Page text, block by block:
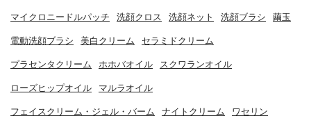
マイクロニードルパッチ 洗顔クロス 洗顔ネット 洗顔ブラシ 繭玉
電動洗顔ブラシ 美白クリーム セラミドクリーム
プラセンタクリーム ホホバオイル スクワランオイル
ローズヒップオイル マルラオイル
フェイスクリーム・ジェル・バーム ナイトクリーム ワセリン